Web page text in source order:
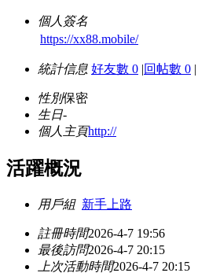
個人簽名
https://xx88.mobile/
統計信息 好友數 0 |回帖數 0 |
性別保密
生日-
個人主頁http://
活躍概況
用戶組 新手上路
註冊時間2026-4-7 19:56
最後訪問2026-4-7 20:15
上次活動時間2026-4-7 20:15